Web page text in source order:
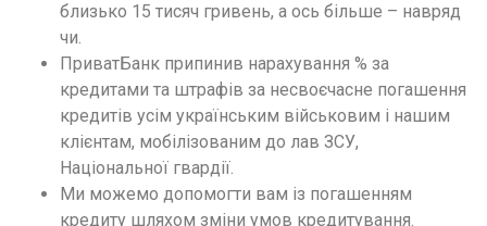
близько 15 тисяч гривень, а ось більше – навряд
чи.
ПриватБанк припинив нарахування % за
кредитами та штрафів за несвоєчасне погашення
кредитів усім українським військовим і нашим
клієнтам, мобілізованим до лав ЗСУ,
Національної гвардії.
Ми можемо допомогти вам із погашенням
кредиту шляхом зміни умов кредитування.